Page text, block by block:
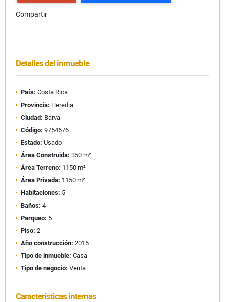
Compartir
Detalles del inmueble
País: Costa Rica
Provincia: Heredia
Ciudad: Barva
Código: 9754676
Estado: Usado
Área Construida: 350 m²
Área Terreno: 1150 m²
Área Privada: 1150 m²
Habitaciones: 5
Baños: 4
Parqueo: 5
Piso: 2
Año construcción: 2015
Tipo de inmueble: Casa
Tipo de negocio: Venta
Características internas